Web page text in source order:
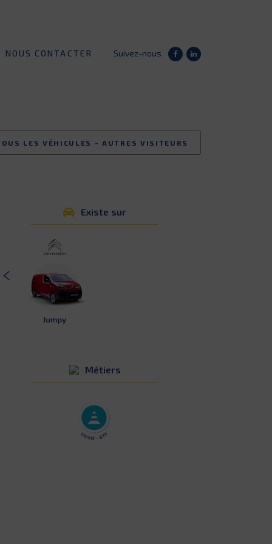
NOUS CONTACTER Suivez-nous
LES VÉHICULES - AUTRES VISITEURS
Existe sur
Métiers